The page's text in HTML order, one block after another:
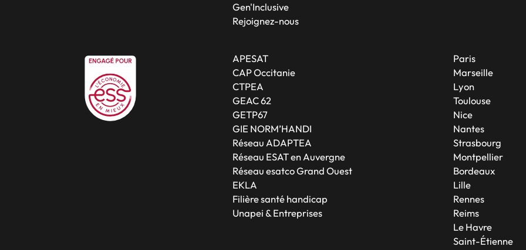
Gen'Inclusive
Rejoignez-nous
APESAT
CAP Occitanie
CTPEA
GEAC 62
GETP67
GIE NORM’HANDI
Réseau ADAPTEA
Réseau ESAT en Auvergne
Réseau esatco Grand Ouest
EKLA
Filière santé handicap
Unapei & Entreprises
Paris
Marseille
Lyon
Toulouse
Nice
Nantes
Strasbourg
Montpellier
Bordeaux
Lille
Rennes
Reims
Le Havre
Saint-Étienne